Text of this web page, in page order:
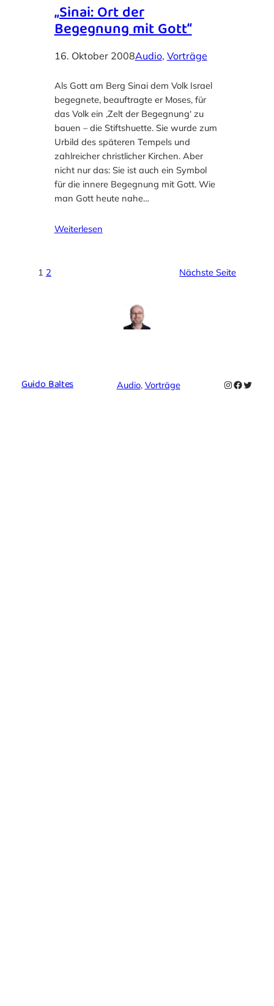
„Sinai: Ort der
Begegnung mit Gott“
16. Oktober 2008Audio, Vorträge
Als Gott am Berg Sinai dem Volk Israel
begegnete, beauftragte er Moses, für
das Volk ein ‚Zelt der Begegnung‘ zu
bauen – die Stiftshuette. Sie wurde zum
Urbild des späteren Tempels und
zahlreicher christlicher Kirchen. Aber
nicht nur das: Sie ist auch ein Symbol
für die innere Begegnung mit Gott. Wie
man Gott heute nahe…
Weiterlesen
1 2 Nächste Seite
Guido Baltes Audio, Vorträge Instagram